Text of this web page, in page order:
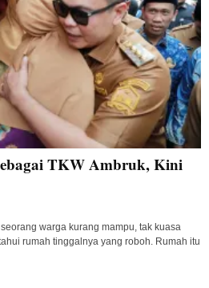
TKW Ambruk, Kini
warga kurang mampu, tak kuasa
rumah tinggalnya yang roboh. Rumah itu